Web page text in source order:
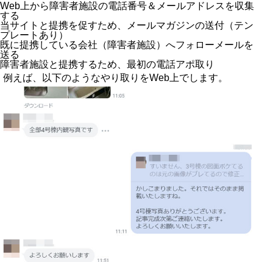
Web上から障害者施設の電話番号＆メールアドレスを収集
する
当サイトと提携を促すため、メールマガジンの送付（テン
プレートあり）
既に提携している会社（障害者施設）へフォローメールを
送る
障害者施設と提携するため、最初の電話アポ取り
例えば、以下のようなやり取りをWeb上でします。